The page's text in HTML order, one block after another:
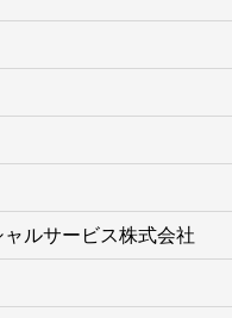
ルサービス株式会社